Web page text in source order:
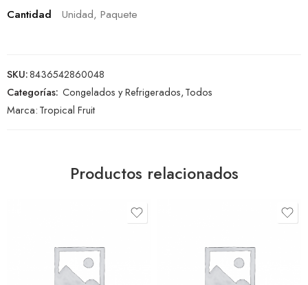
Cantidad
Unidad, Paquete
SKU:8436542860048
Categorías: Congelados y Refrigerados,Todos
Marca:Tropical Fruit
Productos relacionados